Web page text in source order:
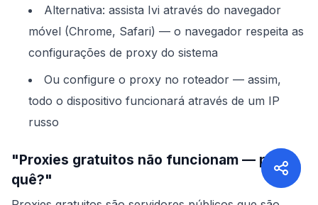
Alternativa: assista Ivi através do navegador
móvel (Chrome, Safari) — o navegador respeita as
configurações de proxy do sistema
Ou configure o proxy no roteador — assim,
todo o dispositivo funcionará através de um IP
russo
"Proxies gratuitos não funcionam — por
quê?"